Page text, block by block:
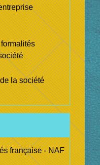
la société
française - NAF